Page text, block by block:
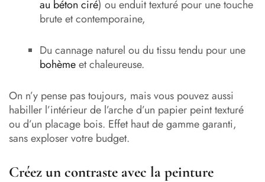
au béton ciré) ou enduit texturé pour une touche
brute et contemporaine,
Du cannage naturel ou du tissu tendu pour une
bohèmeet chaleureuse.
On n’y pense pas toujours, mais vous pouvez aussi
habiller l’intérieur de l’arche d’un papier peint texturé
ou d’un placage bois. Effet haut de gamme garanti,
sans exploser votre budget.
Créez un contraste avec la peinture